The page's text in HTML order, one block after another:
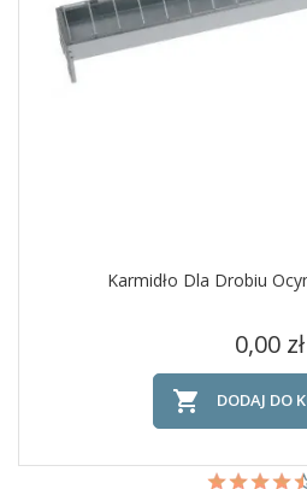
Karmidło Dla Drobiu
Cena
0,00 zł
 DODAJ DO